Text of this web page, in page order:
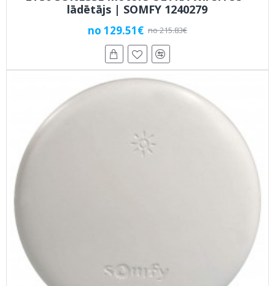
lādētājs | SOMFY 1240279
no 129.51€ no 215.83€